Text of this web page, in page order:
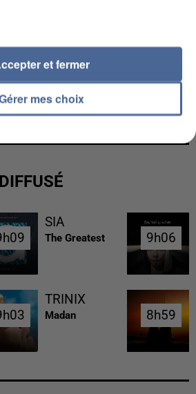
SUPPOSÉS DE LA DZ
EN ALGÉRIE
SIA
The Greatest 9h06
9h06
TRINIX
Madan 8h59
8h59
mes choix
et fermer